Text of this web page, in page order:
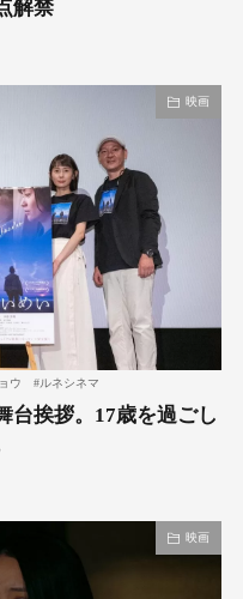
解禁
映画
ウ #ルネシネマ
台挨拶。17歳を過ごし
映画